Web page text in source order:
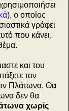
), ο οποίος
γράφει
που κάνει,
και του
τον
Πλάτωνα. Θα
δεν θα
χωρίς